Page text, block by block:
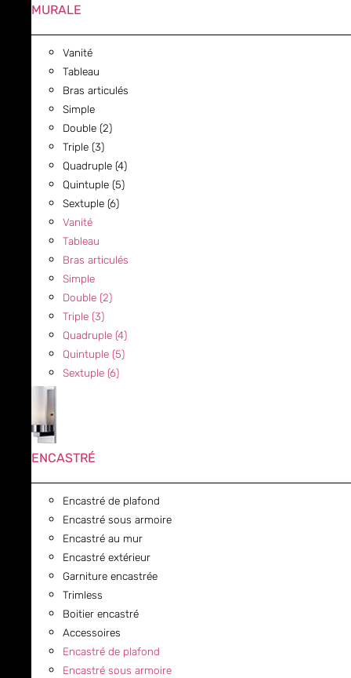
MURALE
Vanité
Tableau
Bras articulés
Simple
Double (2)
Triple (3)
Quadruple (4)
Quintuple (5)
Sextuple (6)
Vanité
Tableau
Bras articulés
Simple
Double (2)
Triple (3)
Quadruple (4)
Quintuple (5)
Sextuple (6)
ENCASTRÉ
Encastré de plafond
Encastré sous armoire
Encastré au mur
Encastré extérieur
Garniture encastrée
Trimless
Boitier encastré
Accessoires
Encastré de plafond
Encastré sous armoire